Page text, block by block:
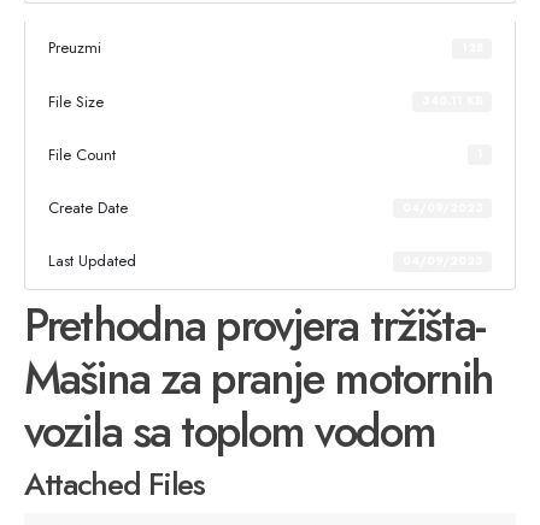
Preuzmi
File Size
File Count
Create Date
Last Updated
Prethodna provjera tržišta-
Mašina za pranje motornih
vozila sa toplom vodom
Attached Files